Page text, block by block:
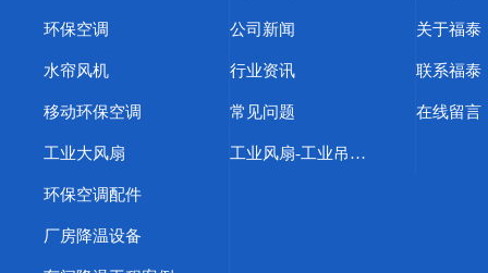
环保空调
水帘风机
移动环保空调
工业大风扇
环保空调配件
厂房降温设备
公司新闻
行业资讯
常见问题
工业风扇-工业吊扇-工业大吊扇-东莞市福泰节能环保设备有限公司主营
关于福泰
联系福泰
在线留言